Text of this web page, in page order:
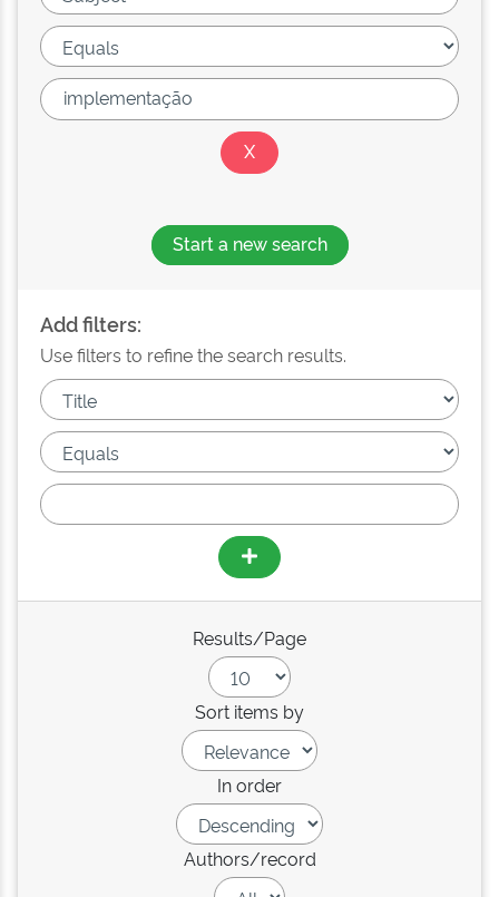
Start a new search
Add filters:
Use filters to refine the search results.
Results/Page
Sort items by
In order
Authors/record